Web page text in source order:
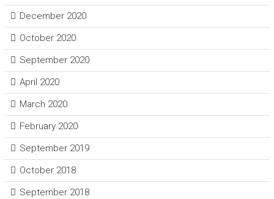
December 2020
October 2020
September 2020
April 2020
March 2020
February 2020
September 2019
October 2018
September 2018